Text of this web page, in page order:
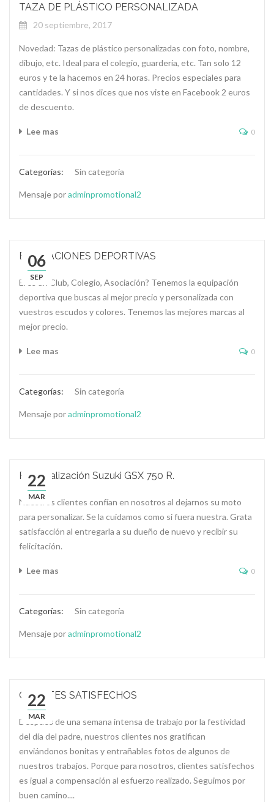
TAZA DE PLÁSTICO PERSONALIZADA
20 septiembre, 2017
Novedad: Tazas de plástico personalizadas con foto, nombre,
dibujo, etc. Ideal para el colegio, guarderia, etc. Tan solo 12
euros y te la hacemos en 24 horas. Precios especiales para
cantidades. Y si nos dices que nos viste en Facebook 2 euros
de descuento.
Lee mas 0
Categorías: Sin categoría
Mensaje poradminpromotional2
06
SEP
EQUIPACIONES DEPORTIVAS
Eres un Club, Colegio, Asociación? Tenemos la equipación
deportiva que buscas al mejor precio y personalizada con
vuestros escudos y colores. Tenemos las mejores marcas al
mejor precio.
Lee mas 0
Categorías: Sin categoría
Mensaje poradminpromotional2
22
MAR
Personalización Suzuki GSX 750 R.
Nuestros clientes confían en nosotros al dejarnos su moto
para personalizar. Se la cuidamos como si fuera nuestra. Grata
satisfacción al entregarla a su dueño de nuevo y recibir su
felicitación.
Lee mas 0
Categorías: Sin categoría
Mensaje poradminpromotional2
22
MAR
CLIENTES SATISFECHOS
Después de una semana intensa de trabajo por la festividad
del día del padre, nuestros clientes nos gratifican
enviándonos bonitas y entrañables fotos de algunos de
nuestros trabajos. Porque para nosotros, clientes satisfechos
es igual a compensación al esfuerzo realizado. Seguimos por
buen camino....